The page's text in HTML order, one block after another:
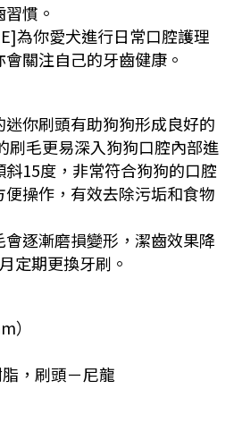
慣。
為你愛犬進行日常口腔護理
關注自己的牙齒健康。
你刷頭有助狗狗形成良好的
刷毛更易深入狗狗口腔內部進
斜15度，非常符合狗狗的口腔
操作，有效去除污垢和食物
逐漸磨損變形，潔齒效果降
定期更換牙刷。
）
，刷頭－尼龍